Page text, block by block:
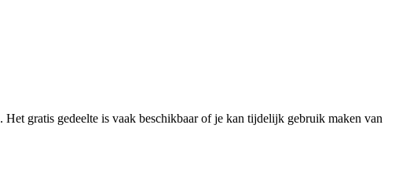
gratis gedeelte is vaak beschikbaar of je kan tijdelijk gebruik maken van